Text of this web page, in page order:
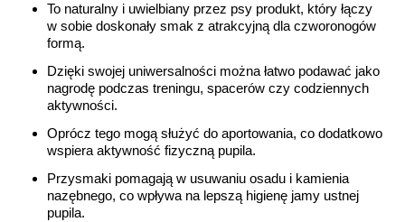
To naturalny i uwielbiany przez psy produkt, który łączy
w sobie doskonały smak z atrakcyjną dla czworonogów
formą.
Dzięki swojej uniwersalności można łatwo podawać jako
nagrodę podczas treningu, spacerów czy codziennych
aktywności.
Oprócz tego mogą służyć do aportowania, co dodatkowo
wspiera aktywność fizyczną pupila.
Przysmaki pomagają w usuwaniu osadu i kamienia
nazębnego, co wpływa na lepszą higienę jamy ustnej
pupila.